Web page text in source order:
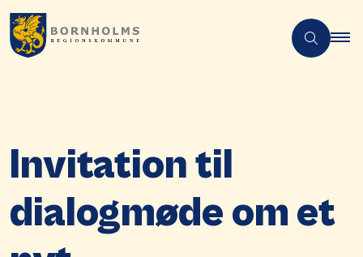
Invitation til
dialogmøde om et